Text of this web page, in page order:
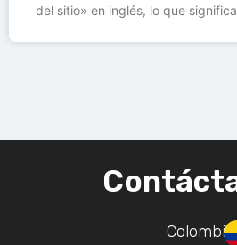
del sitio» en inglés, lo que
Colombia